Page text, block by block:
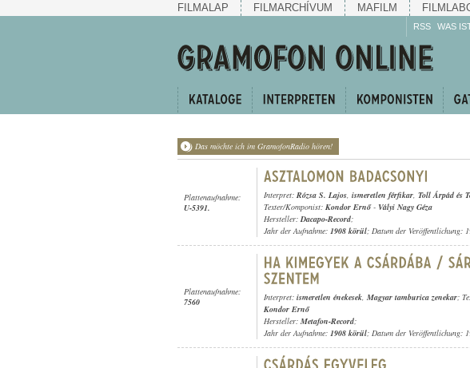
FILMALAP FILMARCHÍVUM MAFILM
RSS WAS
Das möchte ich im GramofonRadio hören!
Plattenaufnahme:
U-5391.
Interpret: Rózsa S. Lajos, ismeretlen férfikar, Toll Árpád és
Texter/Komponist: Kondor Ernő- Vályi Nagy Géza
Hersteller:Dacapo-Record;
Jahr der Aufnahme: 1908 körül; Datum der Veröffentlichung:
Plattenaufnahme:
7560
Interpret: ismeretlen énekesek, Magyar tamburica zenekar;
Kondor Ernő
Hersteller: Metafon-Record;
Jahr der Aufnahme: 1908 körül; Datum der Veröffentlichung: